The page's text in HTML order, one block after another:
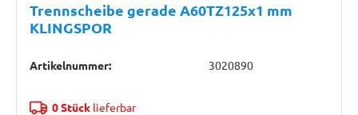
Trennscheibe gerade A60TZ125x1 mm
KLINGSPOR
Artikelnummer: 3020890
0 Stücklieferbar